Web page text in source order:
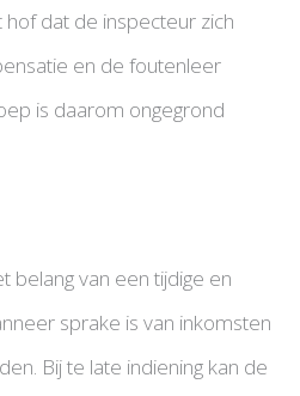
dat de inspecteur zich
en de foutenleer
is daarom ongegrond
belang van een tijdige en
sprake is van inkomsten
Bij te late indiening kan de